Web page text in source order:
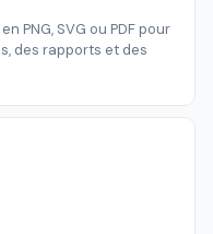
PNG, SVG ou PDF pour
des rapports et des